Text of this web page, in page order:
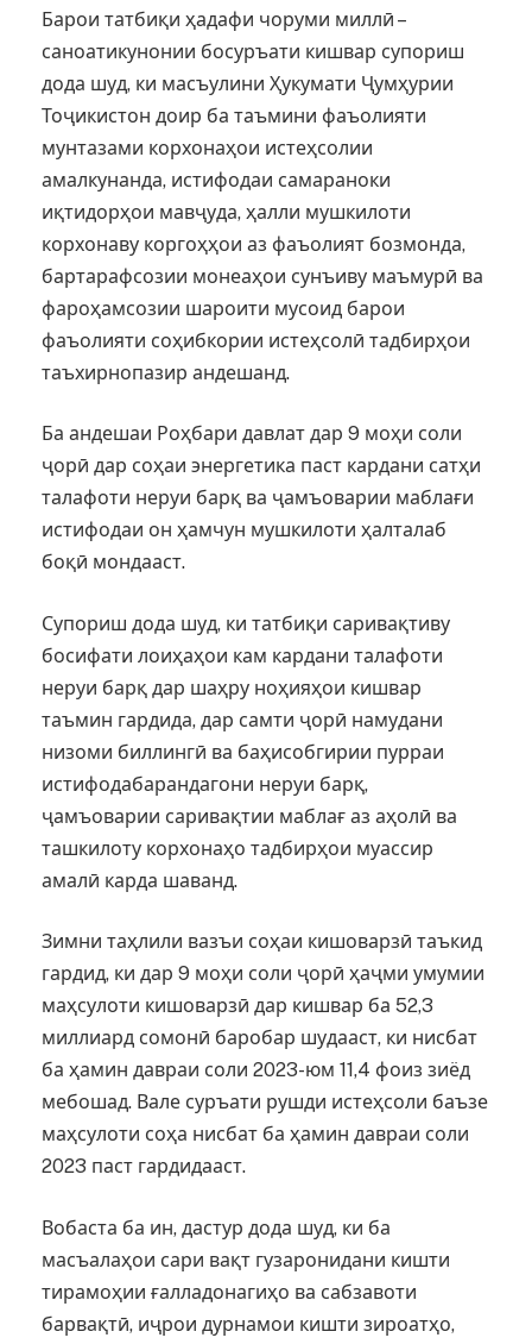
Барои татбиқи ҳадафи чоруми миллӣ –
саноатикунонии босуръати кишвар супориш
дода шуд, ки масъулини Ҳукумати Ҷумҳурии
Тоҷикистон доир ба таъмини фаъолияти
мунтазами корхонаҳои истеҳсолии
амалкунанда, истифодаи самараноки
иқтидорҳои мавҷуда, ҳалли мушкилоти
корхонаву коргоҳҳои аз фаъолият бозмонда,
бартарафсозии монеаҳои сунъиву маъмурӣ ва
фароҳамсозии шароити мусоид барои
фаъолияти соҳибкории истеҳсолӣ тадбирҳои
таъхирнопазир андешанд.
Ба андешаи Роҳбари давлат дар 9 моҳи соли
ҷорӣ дар соҳаи энергетика паст кардани сатҳи
талафоти неруи барқ ва ҷамъоварии маблағи
истифодаи он ҳамчун мушкилоти ҳалталаб
боқӣ мондааст.
Супориш дода шуд, ки татбиқи саривақтиву
босифати лоиҳаҳои кам кардани талафоти
неруи барқ дар шаҳру ноҳияҳои кишвар
таъмин гардида, дар самти ҷорӣ намудани
низоми биллингӣ ва баҳисобгирии пурраи
истифодабарандагони неруи барқ,
ҷамъоварии саривақтии маблағ аз аҳолӣ ва
ташкилоту корхонаҳо тадбирҳои муассир
амалӣ карда шаванд.
Зимни таҳлили вазъи соҳаи кишоварзӣ таъкид
гардид, ки дар 9 моҳи соли ҷорӣ ҳаҷми умумии
маҳсулоти кишоварзӣ дар кишвар ба 52,3
миллиард сомонӣ баробар шудааст, ки нисбат
ба ҳамин давраи соли 2023-юм 11,4 фоиз зиёд
мебошад. Вале суръати рушди истеҳсоли баъзе
маҳсулоти соҳа нисбат ба ҳамин давраи соли
2023 паст гардидааст.
Вобаста ба ин, дастур дода шуд, ки ба
масъалаҳои сари вақт гузаронидани кишти
тирамоҳии ғалладонагиҳо ва сабзавоти
барвақтӣ, иҷрои дурнамои кишти зироатҳо,